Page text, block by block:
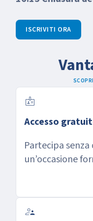
ISCRIVITI ORA
badge
Accesso
Partecipa
un’occasione
supervisor_account